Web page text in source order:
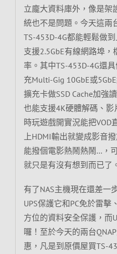
立龐大資料庫外，像是架
統也不是問題。今天這兩
TS-453D-4G都能輕鬆做
支援2.5GbE有線網路埠
率。其中TS-453D-4G還
充Multi-Gig 10GbE或
擴充卡做SSD Cache加強
也能支援4K硬體解碼、
時玩遊戲開實況能把VOD
上HDMI輸出就變成影音
能撥個電影熱鬧熱鬧…，
就只是有沒有想到而已了
有了NAS主機現在還差一
UPS保護它和PC免於雷
方位的資料安全保護，而
囉！至於今天的兩台
惠，凡是到原價屋買TS-